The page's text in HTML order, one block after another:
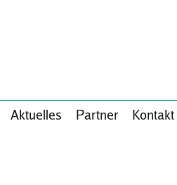
Aktuelles Partner Kontakt